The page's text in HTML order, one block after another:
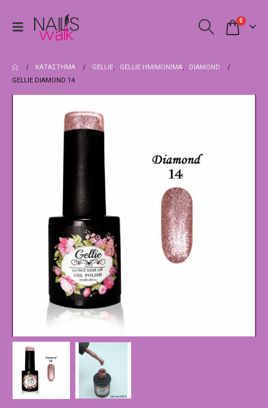
0
ΚΑΤΆΣΤΗΜΑ GELLIE, GELLIE ΗΜΙΜΌΝΙΜΑ,
DIAMOND
GELLIE DIAMOND 14